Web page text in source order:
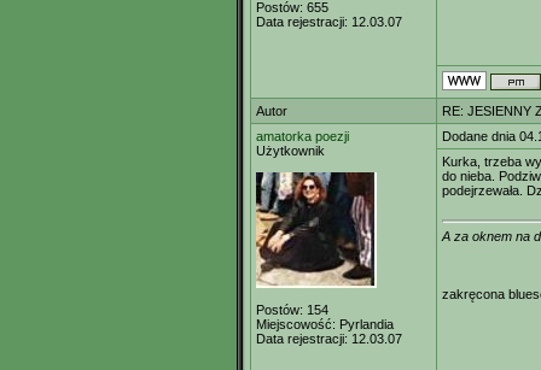
Postów: 655
Data rejestracji: 12.03.07
Autor
RE: JESIENNY
amatorka poezji
Użytkownik
Postów: 154
Miejscowość: Pyrlandia
Data rejestracji: 12.03.07
Dodane dnia
Kurka, trzeba
do nieba.
podejrzewała.
A za oknem na
zakręcona